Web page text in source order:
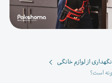
از لوازم خانگی
است؟